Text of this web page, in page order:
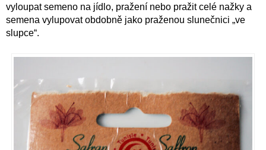
vyloupat semeno na jídlo, pražení nebo pražit celé nažky a
semena vylupovat obdobně jako praženou slunečnici „ve
slupce“.